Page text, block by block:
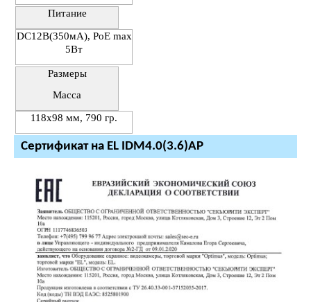
Питание
DC12В(350мА), PoE max
5Вт
Размеры
Масса
118х98 мм, 790 гр.
Сертификат на EL IDM4.0(3.6)AP